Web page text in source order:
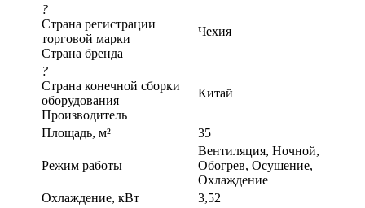
?
Страна регистрации
торговой марки
Страна бренда
Чехия
?
Страна конечной сборки
оборудования
Производитель
Китай
Площадь, м² 35
Режим работы
Вентиляция, Ночной,
Обогрев, Осушение,
Охлаждение
Охлаждение, кВт
3,52